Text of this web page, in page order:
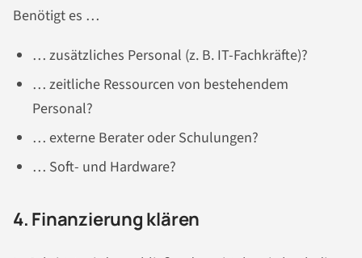
Benötigt es …
… zusätzliches Personal (z. B. IT-Fachkräfte)?
… zeitliche Ressourcen von bestehendem
Personal?
… externe Berater oder Schulungen?
… Soft- und Hardware?
4. Finanzierung klären